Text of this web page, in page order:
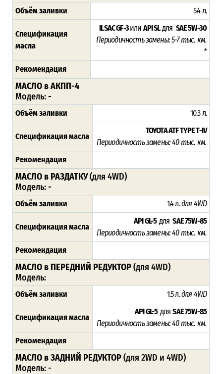
Объём заливки 5.4 л.
Спецификация
масла
ILSAC GF-3или API SLдля SAE 5W-30
Периодичность замены: 5-7 тыс. км.
*
Рекомендация
МАСЛО в АКПП-4
Модель:-
Объём заливки 10.3 л.
Спецификация масла
TOYOTA ATF TYPE T-IV
Периодичность замены: 40 тыс. км.
Рекомендация
МАСЛО в РАЗДАТКУ(для 4WD)
Модель:-
Объём заливки 1.4 л.для 4WD
Спецификация масла
API GL-5 дляSAE 75W-85
Периодичность замены: 40 тыс. км.
Рекомендация
МАСЛО в ПЕРЕДНИЙ РЕДУКТОР(для 4WD)
Модель:
Объём заливки 1.5 л.для 4WD
Спецификация масла
API GL-5 для SAE 75W-85
Периодичность замены: 40 тыс. км.
Рекомендация
МАСЛО в ЗАДНИЙ РЕДУКТОР(для 2WD и 4WD)
Модель: -